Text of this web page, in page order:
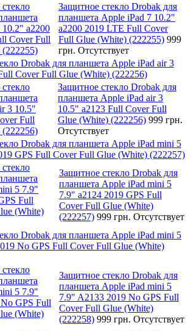
Защитное стекло Drobak для
планшета Apple iPad 7 10.2"
a2200 2019 LTE Full Cover
Full Glue (White) (222255) 999
грн. Отсутствует
Drobak для планшета Apple iPad air 3
Cover Full Glue (White) (222256)
Защитное стекло Drobak для
планшета Apple iPad air 3
10.5" a2123 Full Cover Full
Glue (White) (222256) 999 грн.
Отсутствует
Drobak для планшета Apple iPad mini 5
GPS Full Cover Full Glue (White) (222257)
Защитное стекло Drobak для
планшета Apple iPad mini 5
7.9" a2124 2019 GPS Full
Cover Full Glue (White)
(222257) 999 грн. Отсутствует
Drobak для планшета Apple iPad mini 5
No GPS Full Cover Full Glue (White)
Защитное стекло Drobak для
планшета Apple iPad mini 5
7.9" A2133 2019 No GPS Full
Cover Full Glue (White)
(222258) 999 грн. Отсутствует